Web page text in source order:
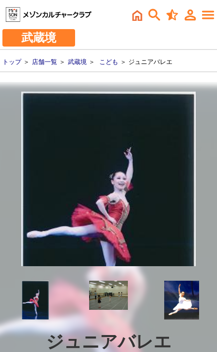
武蔵境
トップ＞ 店舗一覧 ＞ 武蔵境 ＞ こども ＞ ジュニアバレエ
ジュニアバレエ